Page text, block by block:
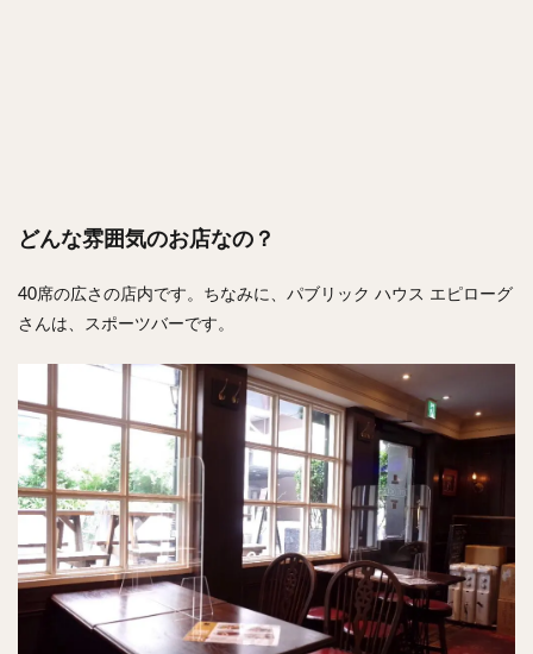
どんな雰囲気のお店なの？
40席の広さの店内です。ちなみに、パブリック ハウス エピローグ
さんは、スポーツバーです。